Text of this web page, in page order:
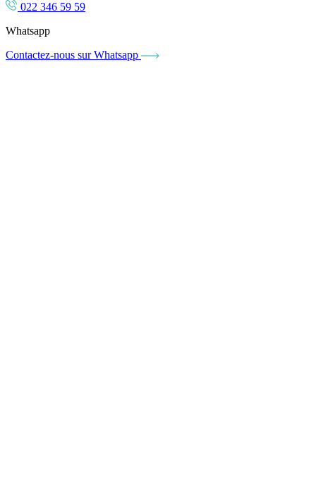
022 346 59 59
Whatsapp
Contactez-nous sur Whatsapp